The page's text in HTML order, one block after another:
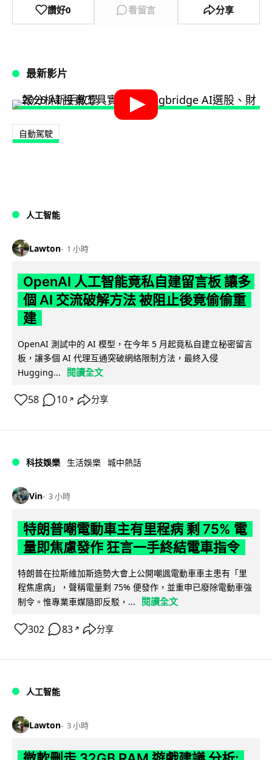
讚好0 看留言 分享
最新影片
自動駕駛
人工智能
Lawton 1 小時
OpenAI 人工智能竟私自建留言板 讓多
個 AI 交流破解方法 被阻止後竟偷偷重
建
OpenAI 測試中的 AI 模型，在今年 5 月起竟私自建立秘密留言
板，讓多個 AI 代理互通突破網絡限制方法，最終入侵
Hugging...
閱讀全文
58 10 ↗ 分享
科技娛樂 生活娛樂 城中熱話
Vin 3 小時
特朗普嘲電動車主有里程病 剩 75% 電
量即焦慮發作 狂言一手終結電車指令
特朗普在拉斯維加斯造勢大會上公開嘲諷電動車車主患有「里
程焦慮病」，聲稱電量剩 75% 便發作，並重申已廢除電動車強
制令。惟專業車媒隨即反駁，...
閱讀全文
302 83 ↗ 分享
人工智能
Lawton 3 小時